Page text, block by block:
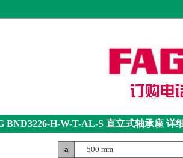
BND3226-H-W-T-AL-S 直立式轴承座 详
a
500 mm